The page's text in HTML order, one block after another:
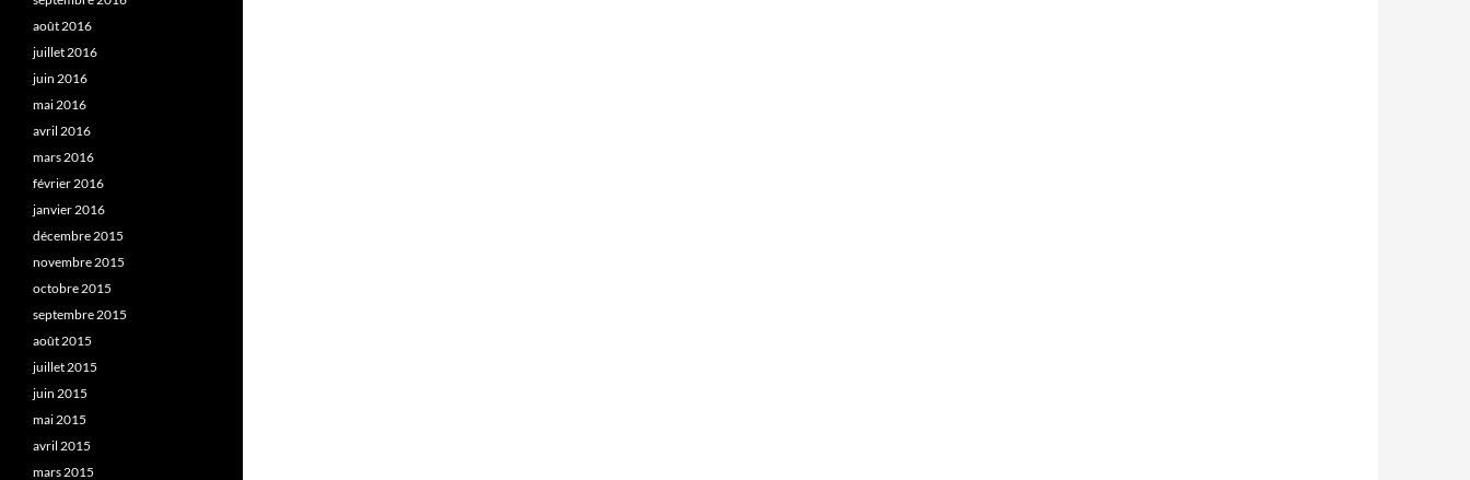
août 2016
juillet 2016
juin 2016
mai 2016
avril 2016
mars 2016
février 2016
janvier 2016
décembre 2015
novembre 2015
octobre 2015
septembre 2015
août 2015
juillet 2015
juin 2015
mai 2015
avril 2015
mars 2015